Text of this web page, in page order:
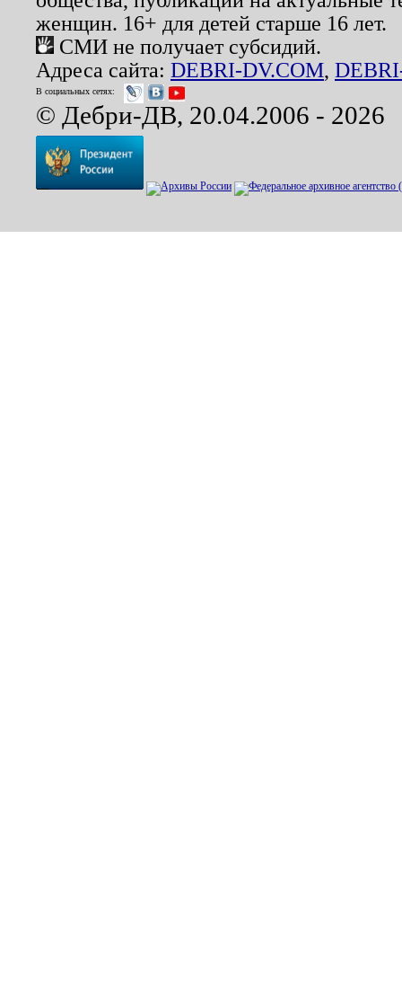
женщин. 16+ для детей старше 16 лет.
СМИ не получает субсидий.
Адреса сайта: DEBRI-DV.COM,
В социальных сетях:
© Дебри-ДВ, 20.04.2006 - 2026